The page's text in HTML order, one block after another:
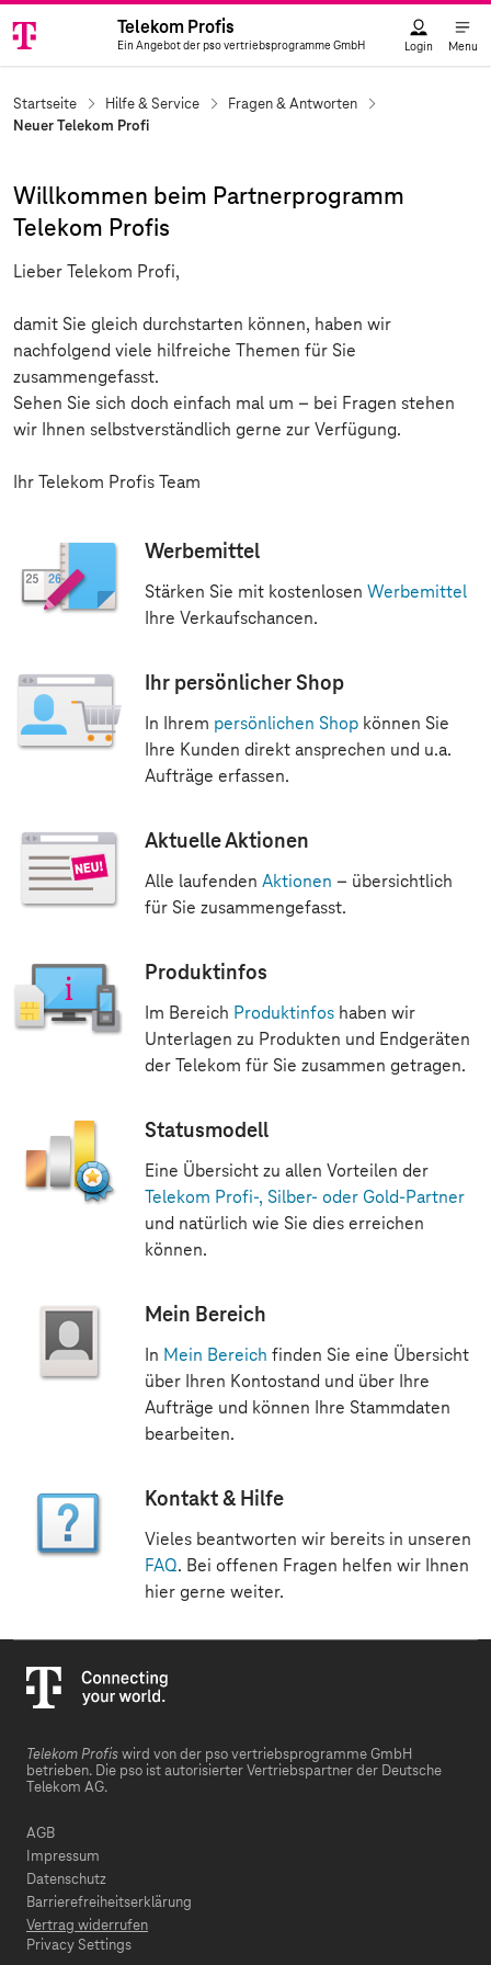
Logo
Telekom Profis
Ein Angebot der pso vertriebsprogramme GmbH Login Menu
Startseite Hilfe & Service
Fragen & Antworten
Neuer Telekom Profi
Willkommen beim Partnerprogramm
Telekom Profis
Lieber Telekom Profi,
damit Sie gleich durchstarten können, haben wir
nachfolgend viele hilfreiche Themen für Sie
zusammengefasst.
Sehen Sie sich doch einfach mal um – bei Fragen stehen
wir Ihnen selbstverständlich gerne zur Verfügung.
Ihr Telekom Profis Team
Werbemittel
Stärken Sie mit kostenlosen Werbemittel
Ihre Verkaufschancen.
Ihr persönlicher Shop
In Ihrem persönlichen Shop können Sie
Ihre Kunden direkt ansprechen und u.a.
Aufträge erfassen.
Aktuelle Aktionen
Alle laufenden Aktionen – übersichtlich
für Sie zusammengefasst.
Produktinfos
Im Bereich Produktinfos haben wir
Unterlagen zu Produkten und Endgeräten
der Telekom für Sie zusammen getragen.
Statusmodell
Eine Übersicht zu allen Vorteilen der
Telekom Profi-, Silber- oder Gold-Partner
und natürlich wie Sie dies erreichen
können.
Mein Bereich
In Mein Bereich finden Sie eine Übersicht
über Ihren Kontostand und über Ihre
Aufträge und können Ihre Stammdaten
bearbeiten.
Kontakt & Hilfe
Vieles beantworten wir bereits in unseren
FAQ. Bei offenen Fragen helfen wir Ihnen
hier gerne weiter.
Telekom Profis wird von der pso vertriebsprogramme GmbH
betrieben. Die pso ist autorisierter Vertriebspartner der Deutsche
Telekom AG.
AGB
Impressum
Datenschutz
Barrierefreiheitserklärung
Vertrag widerrufen
Privacy Settings